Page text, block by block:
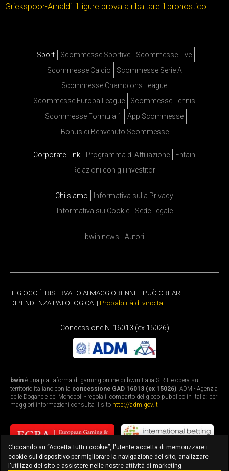
Griekspoor-Arnaldi: il ligure prova a ribaltare il pronostico
Sport Scommesse Sportive
Scommesse Live
Scommesse Calcio
Scommesse Serie A
Scommesse Champions League
Scommesse Europa League
Scommesse Tennis
Scommesse Formula 1
App Scommesse
Bonus di Benvenuto Scommesse
Corporate Link Programma di Affiliazione
Entain
Relazioni con gli investitori
Chi siamo
Informativa sulla Privacy
Informativa sui Cookie
Sede Legale
bwin news Autori
IL GIOCO È RISERVATO AI MAGGIORENNI E PUÒ CREARE
DIPENDENZA PATOLOGICA. | Probabilità di vincita
Concessione N. 16013 (ex 15026)
bwin è una piattaforma di gaming online di bwin Italia S.R.L e opera sul
territorio italiano con la concessione GAD 16013 (ex 15026). ADM - Agenzia
delle Dogane e dei Monopoli - regola il comparto del gioco pubblico in Italia: per
maggiori informazioni consulta il sito http://adm.gov.it
Cliccando su “Accetta tutti i cookie”, l'utente accetta di memorizzare i
cookie sul dispositivo per migliorare la navigazione del sito, analizzare
l'utilizzo del sito e assistere nelle nostre attività di marketing.